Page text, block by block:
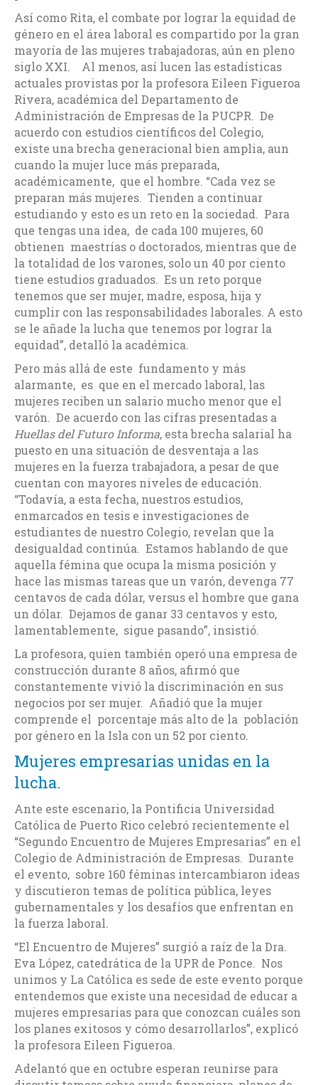
Así como Rita, el combate por lograr la equidad de
género en el área laboral es compartido por la gran
mayoría de las mujeres trabajadoras, aún en pleno
siglo XXI. Al menos, así lucen las estadísticas
actuales provistas por la profesora Eileen Figueroa
Rivera, académica del Departamento de
Administración de Empresas de la PUCPR. De
acuerdo con estudios científicos del Colegio,
existe una brecha generacional bien amplia, aun
cuando la mujer luce más preparada,
académicamente, que el hombre. “Cada vez se
preparan más mujeres. Tienden a continuar
estudiando y esto es un reto en la sociedad. Para
que tengas una idea, de cada 100 mujeres, 60
obtienen maestrías o doctorados, mientras que de
la totalidad de los varones, solo un 40 por ciento
tiene estudios graduados. Es un reto porque
tenemos que ser mujer, madre, esposa, hija y
cumplir con las responsabilidades laborales. A esto
se le añade la lucha que tenemos por lograr la
equidad”, detalló la académica.
Pero más allá de este fundamento y más
alarmante, es que en el mercado laboral, las
mujeres reciben un salario mucho menor que el
varón. De acuerdo con las cifras presentadas a
Huellas del Futuro Informa, esta brecha salarial ha
puesto en una situación de desventaja a las
mujeres en la fuerza trabajadora, a pesar de que
cuentan con mayores niveles de educación.
“Todavía, a esta fecha, nuestros estudios,
enmarcados en tesis e investigaciones de
estudiantes de nuestro Colegio, revelan que la
desigualdad continúa. Estamos hablando de que
aquella fémina que ocupa la misma posición y
hace las mismas tareas que un varón, devenga 77
centavos de cada dólar, versus el hombre que gana
un dólar. Dejamos de ganar 33 centavos y esto,
lamentablemente, sigue pasando”, insistió.
La profesora, quien también operó una empresa de
construcción durante 8 años, afirmó que
constantemente vivió la discriminación en sus
negocios por ser mujer. Añadió que la mujer
comprende el porcentaje más alto de la población
por género en la Isla con un 52 por ciento.
Mujeres empresarias unidas en la
lucha.
Ante este escenario, la Pontificia Universidad
Católica de Puerto Rico celebró recientemente el
“Segundo Encuentro de Mujeres Empresarias” en el
Colegio de Administración de Empresas. Durante
el evento, sobre 160 féminas intercambiaron ideas
y discutieron temas de política pública, leyes
gubernamentales y los desafíos que enfrentan en
la fuerza laboral.
“El Encuentro de Mujeres” surgió a raíz de la Dra.
Eva López, catedrática de la UPR de Ponce. Nos
unimos y La Católica es sede de este evento porque
entendemos que existe una necesidad de educar a
mujeres empresarias para que conozcan cuáles son
los planes exitosos y cómo desarrollarlos”, explicó
la profesora Eileen Figueroa.
Adelantó que en octubre esperan reunirse para